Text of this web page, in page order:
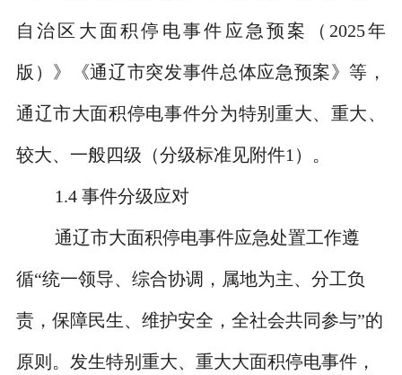
自治区大面积停电事件应急预案（ 2025年
版）》《通辽市突发事件总体应急预案》等，
通辽市大面积停电事件分为特别重大、重大、
较大、一般四级（分级标准见附件1 ）。
1.4 事件分级应对
通辽市大面积停电事件应急处置工作遵
循“统一领导、综合协调，属地为主、分工负
责，保障民生、维护安全，全社会共同参与”的
原则。发生特别重大、重大大面积停电事件，